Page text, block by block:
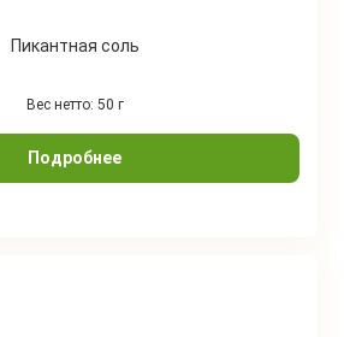
Пикантная соль
Вес нетто: 50 г
Подробнее